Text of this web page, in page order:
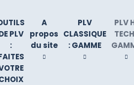
PLV
:
A
propos
du site
PLV
CLASSIQUE
: GAMME
PLV